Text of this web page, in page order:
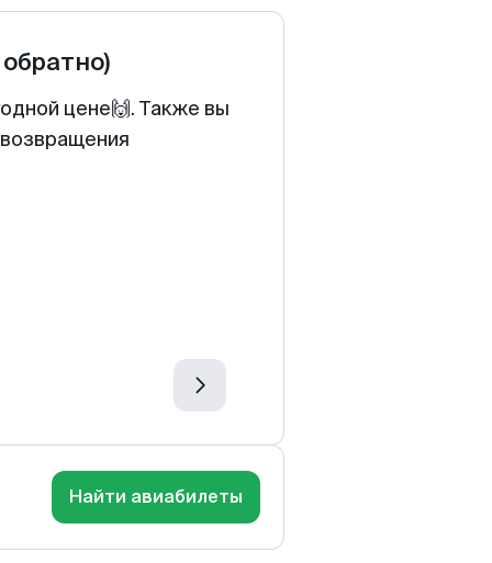
цене🙌. Также вы
Найти авиабилеты